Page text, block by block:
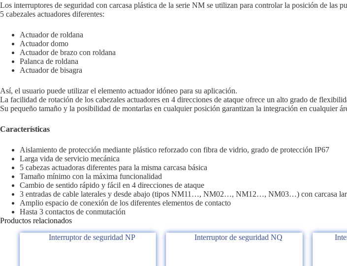
Los interruptores de seguridad con carcasa plástica de la serie NM se utilizan para controlar la posición de las
5 cabezales actuadores diferentes:
Actuador de roldana
Actuador domo
Actuador de brazo con roldana
Palanca de roldana
Actuador de bisagra
Así, el usuario puede utilizar el elemento actuador idóneo para su aplicación.
La facilidad de rotación de los cabezales actuadores en 4 direcciones de ataque ofrece un alto grado de
Su pequeño tamaño y la posibilidad de montarlas en cualquier posición garantizan la integración en cualquier
Características
Aislamiento de protección mediante plástico reforzado con fibra de vidrio, grado de protección IP67
Larga vida de servicio mecánica
5 cabezas actuadoras diferentes para la misma carcasa básica
Tamaño mínimo con la máxima funcionalidad
Cambio de sentido rápido y fácil en 4 direcciones de ataque
3 entradas de cable laterales y desde abajo (tipos NM11…, NM02…, NM12…, NM03…) con carcasa
Amplio espacio de conexión de los diferentes elementos de contacto
Hasta 3 contactos de conmutación
Productos relacionados